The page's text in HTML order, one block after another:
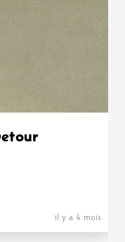
il y a 4 mois